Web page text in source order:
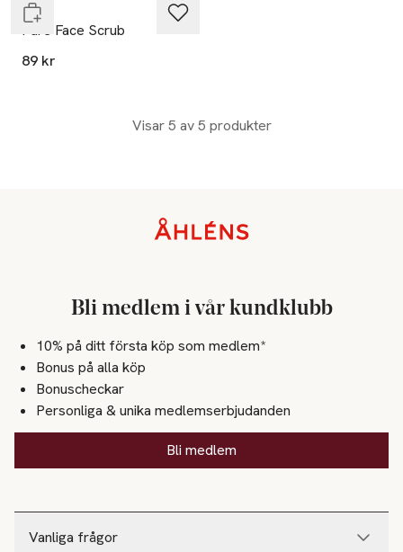
L300
Pure Face Scrub
89 kr
Visar 5 av 5 produkter
Vanliga frågor
Bli medlem i vår kundklubb
10% på ditt första köp som medlem*
Bonus på alla köp
Bonuscheckar
Personliga & unika medlemserbjudanden
Bli medlem